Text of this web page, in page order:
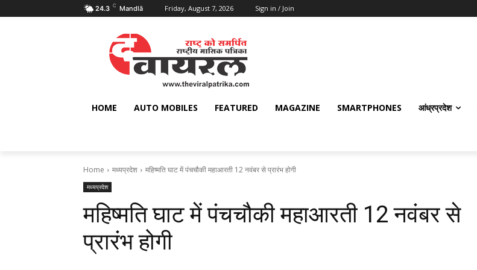
24.3 C Mandlā Friday, August 7, 2026 Sign in / Join
HOME AUTO MOBILES FEATURED MAGAZINE SMARTPHONES आंध्रप्रदेश
Home मध्यप्रदेश महिष्मति घाट में पंचचौकी महाआरती 12 नवंबर से प्रारंभ होगी
मध्यप्रदेश
महिष्मति घाट में पंचचौकी महाआरती 12 नवंबर से
प्रारंभ होगी